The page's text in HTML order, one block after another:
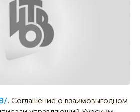
. Соглашение о взаимовыгодном